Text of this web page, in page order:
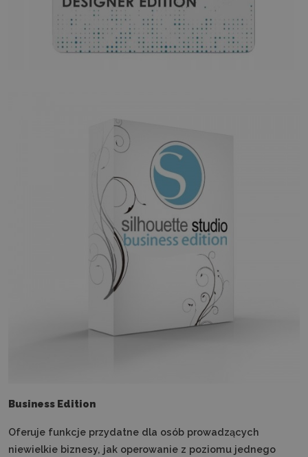
Business Edition
Oferuje funkcje przydatne dla osób prowadzących
niewielkie biznesy, jak operowanie z poziomu jednego